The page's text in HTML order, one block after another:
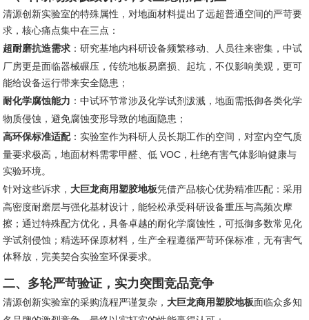
清源创新实验室的特殊属性，对地面材料提出了远超普通空间的严苛要
求，核心痛点集中在三点：
超耐磨抗造需求 ：研究基地内科研设备频繁移动、人员往来密集，中试
厂房更是面临器械碾压，传统地板易磨损、起坑，不仅影响美观，更可
能给设备运行带来安全隐患；
耐化学腐蚀能力 ：中试环节常涉及化学试剂泼溅，地面需抵御各类化学
物质侵蚀，避免腐蚀变形导致的地面隐患；
高环保标准适配：实验室作为科研人员长期工作的空间，对室内空气质
量要求极高，地面材料需零甲醛、低 VOC，杜绝有害气体影响健康与
实验环境。
针对这些诉求， 大巨龙商用塑胶地板凭借产品核心优势精准匹配：采用
高密度耐磨层与强化基材设计，能轻松承受科研设备重压与高频次摩
擦；通过特殊配方优化，具备卓越的耐化学腐蚀性，可抵御多数常见化
学试剂侵蚀；精选环保原材料，生产全程遵循严苛环保标准，无有害气
体释放，完美契合实验室环保要求。
二、多轮严苛验证，实力突围竞品竞争
清源创新实验室的采购流程严谨复杂， 大巨龙商用塑胶地板面临众多知